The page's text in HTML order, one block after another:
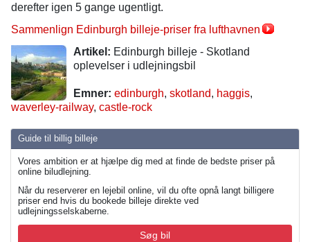
Guide til billig billeje
Vores ambition er at hjælpe dig med at finde de bedste priser på
online biludlejning.
Når du reserverer en lejebil online, vil du ofte opnå langt billigere
priser end hvis du bookede billeje direkte ved
udlejningsselskaberne.
Søg bil
derefter igen 5 gange ugentligt.
Sammenlign Edinburgh billeje-priser fra lufthavnen
Artikel: Edinburgh billeje - Skotland
oplevelser i udlejningsbil
Emner: edinburgh, skotland, haggis,
waverley-railway, castle-rock